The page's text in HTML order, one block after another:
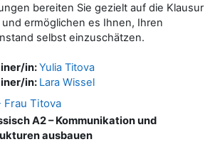
bereiten Sie gezielt auf die Klausur
ermöglichen es Ihnen, Ihren
selbst einzuschätzen.
in:Yulia Titova
in: Lara Wissel
Frau Titova
A2 – Kommunikation und
ausbauen